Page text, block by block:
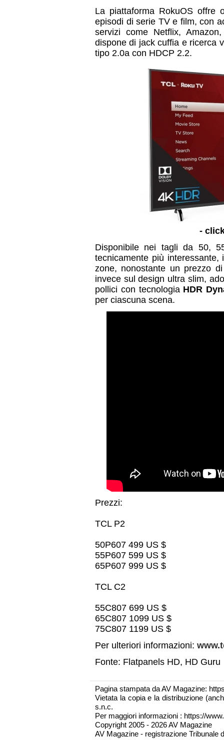
La piattaforma RokuOS offre
episodi di serie TV e film, con
servizi come Netflix,
dispone di jack cuffia e ricerca
tipo 2.0a con HDCP 2.2.
-
Disponibile nei tagli da 50,
tecnicamente più
zone, nonostante un prezzo
invece sul design ultra slim,
pollici con tecnologiaHDR
per ciascuna scena.
Prezzi:
TCL P2
50P607 499 US $
55P607 599 US $
65P607 999 US $
TCL C2
55C807 699 US $
65C807 1099 US $
75C807 1199 US $
Per ulteriori informazioni:
Fonte: Flatpanels HD, HD Guru
Pagina stampata da AV Magazine:
Vietata la copia e la distribuzione
s.n.c.
Per maggiori informazioni : https://
Copyright 2005 - 2026 AV Magazine
AV Magazine - registrazione Tribunale